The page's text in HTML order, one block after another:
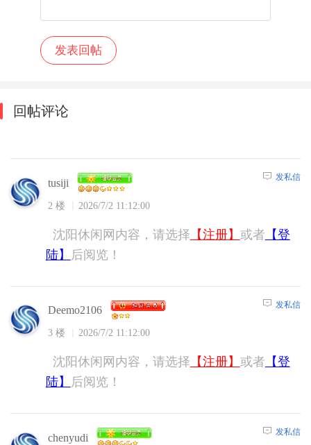
回帖评论
tusiji
2 楼 2026/7/2 11:12:00
发私信
沈阳休闲网内容，请选择 【注册】 或者 【登
陆】
后阅览！
Deemo2106
3 楼 2026/7/2 11:12:00
发私信
沈阳休闲网内容，请选择 【注册】 或者 【登
陆】
后阅览！
chenyudi 发私信